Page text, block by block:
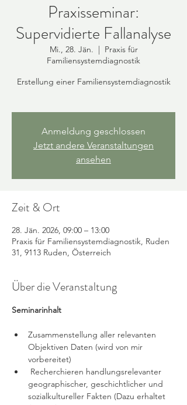
Praxisseminar:
Supervidierte Fallanalyse
Mi., 28. Jän.
  |
Praxis für
Familiensystemdiagnostik
Erstellung einer Familiensystemdiagnostik
Anmeldung geschlossen
Jetzt andere Veranstaltungen
ansehen
Zeit & Ort
28. Jän. 2026, 09:00 – 13:00
Praxis für Familiensystemdiagnostik, Ruden
31, 9113 Ruden, Österreich
Über die Veranstaltung
Seminarinhalt
Zusammenstellung aller relevanten
Objektiven Daten (wird von mir
vorbereitet)
Recherchieren handlungsrelevanter
geographischer, geschichtlicher und
sozialkultureller Fakten (Dazu erhaltet